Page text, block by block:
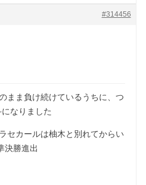
#314456
まま負け続けているうちに、つ
なりました
セカールは柚木と別れてからい
決勝進出